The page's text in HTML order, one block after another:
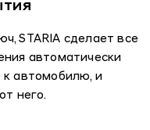
STARIA сделает все
автоматически
к автомобилю, и
него.